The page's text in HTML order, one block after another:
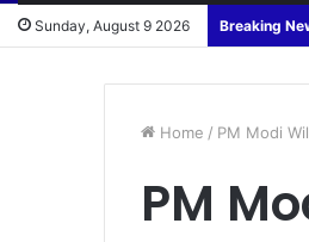
Sunday, August 9 2026 Breaking
Home / PM Modi
PM